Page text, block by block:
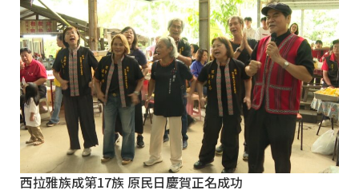
西拉雅族成第17族 原民日慶賀正名成功